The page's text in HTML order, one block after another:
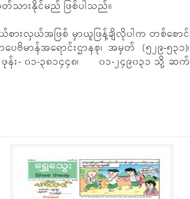
တ်သားနိုင်မည် ဖြစ်ပါသည်။
ားလှယ်အဖြစ် မှာယူဖြန့်ချိလိုပါက တစ်စောင်
ပေဗိမာန်အရောင်းဌာနစု၊ အမှတ် (၅၂၉-၅၃၁)၊
န်း- ၀၁-၃၈၁၄၄၈၊ ၀၁-၂၄၉၀၃၁ သို့ ဆက်